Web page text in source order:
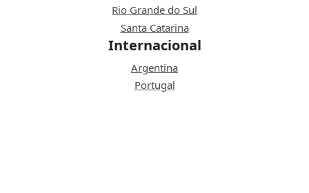
Rio Grande do Sul
Santa Catarina
Internacional
Argentina
Portugal